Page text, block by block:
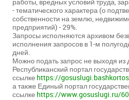
- тематического характера (о
собственности на землю,
предприятий) - 29%.
Запросы исполняются архивом
исполнения запросов в 1-м
дней.
Можно подать запрос не выходя из
Республиканский портал
ссылке https://
а также Единый портал
ссылке https://www.gosuslugi.ru/